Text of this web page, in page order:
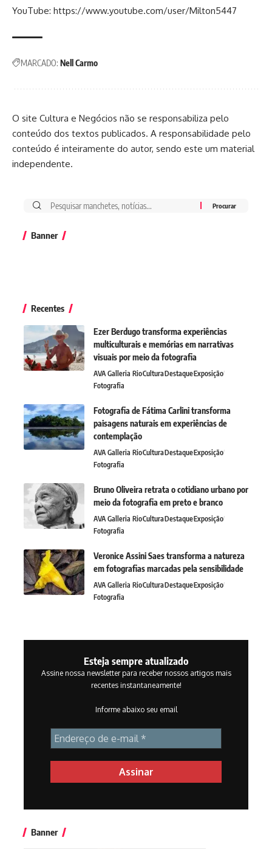
YouTube: https://www.youtube.com/user/Milton5447
MARCADO: Nell Carmo
O site Cultura e Negócios não se responsabiliza pelo
conteúdo dos textos publicados. A responsabilidade pelo
conteúdo é inteiramente do autor, sendo este um material
independente.
Banner
Recentes
Ezer Berdugo transforma experiências
multiculturais e memórias em narrativas
visuais por meio da fotografia
AVA Galleria RioCulturaDestaqueExposição
Fotografia
Fotografia de Fátima Carlini transforma
paisagens naturais em experiências de
contemplação
AVA Galleria RioCulturaDestaqueExposição
Fotografia
Bruno Oliveira retrata o cotidiano urbano por
meio da fotografia em preto e branco
AVA Galleria RioCulturaDestaqueExposição
Fotografia
Veronice Assini Saes transforma a natureza
em fotografias marcadas pela sensibilidade
AVA Galleria RioCulturaDestaqueExposição
Fotografia
Esteja sempre atualizado
Assine nossa newsletter para receber nossos artigos mais
recentes instantaneamente!
Informe abaixo seu email
Banner